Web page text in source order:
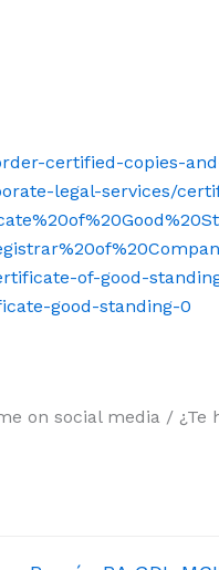
certified-copies-
legal-services/
of-good-
good-standing-0
on social media /